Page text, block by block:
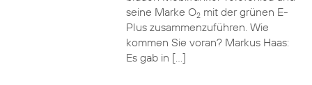
seine Marke O2mit der grünen E-
Plus zusammenzuführen. Wie
kommen Sie voran? Markus Haas:
Es gab in […]